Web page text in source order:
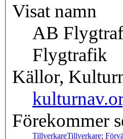
Visat namn
AB
Flygtrafik
Källor,
Förekommer
TillverkareTillverkare;